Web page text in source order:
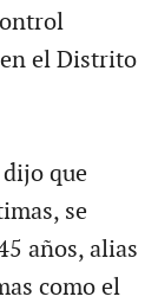
el Distrito
que
se
años, alias
como el